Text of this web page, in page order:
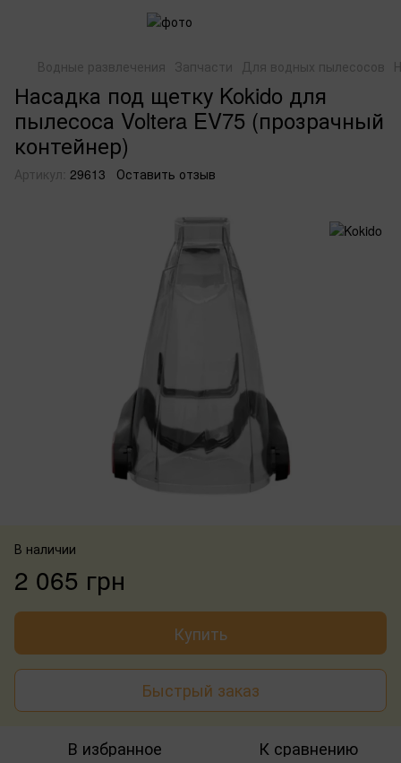
Водные развлечения Запчасти Для водных пылесосов
Насадка под щетку Kokido для
пылесоса Voltera EV75 (прозрачный
контейнер)
Артикул: 29613 Оставить отзыв
В наличии
2 065 грн
Купить
Быстрый заказ
В избранное К сравнению